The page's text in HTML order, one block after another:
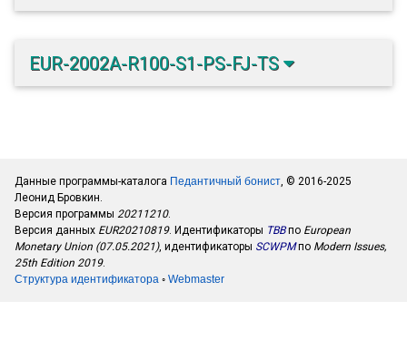
EUR-2002A-R100-S1-PS-FJ-TS
Данные программы-каталога Педантичный бонист , © 2016-2025
Леонид Бровкин.
Версия программы 20211210.
Версия данных EUR20210819. Идентификаторы TBBпо European
Monetary Union (07.05.2021), идентификаторы SCWPMпо Modern Issues,
25th Edition 2019.
Структура идентификатора ◦ Webmaster